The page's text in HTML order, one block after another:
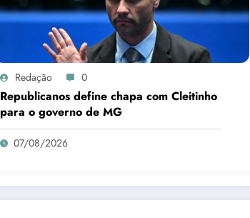
Redação 0
Republicanos define chapa com Cleitinho
para o governo de MG
07/08/2026